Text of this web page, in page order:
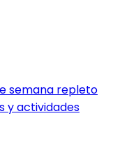
semana repleto
y actividades